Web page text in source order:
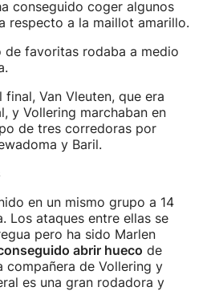
conseguido coger algunos
respecto a la maillot amarillo.
de favoritas rodaba a medio
Van Vleuten, que era
y Vollering marchaban en
de tres corredoras por
y Baril.
en un mismo grupo a 14
Los ataques entre ellas se
pero ha sido Marlen
abrir hueco de
compañera de Vollering y
es una gran rodadora y